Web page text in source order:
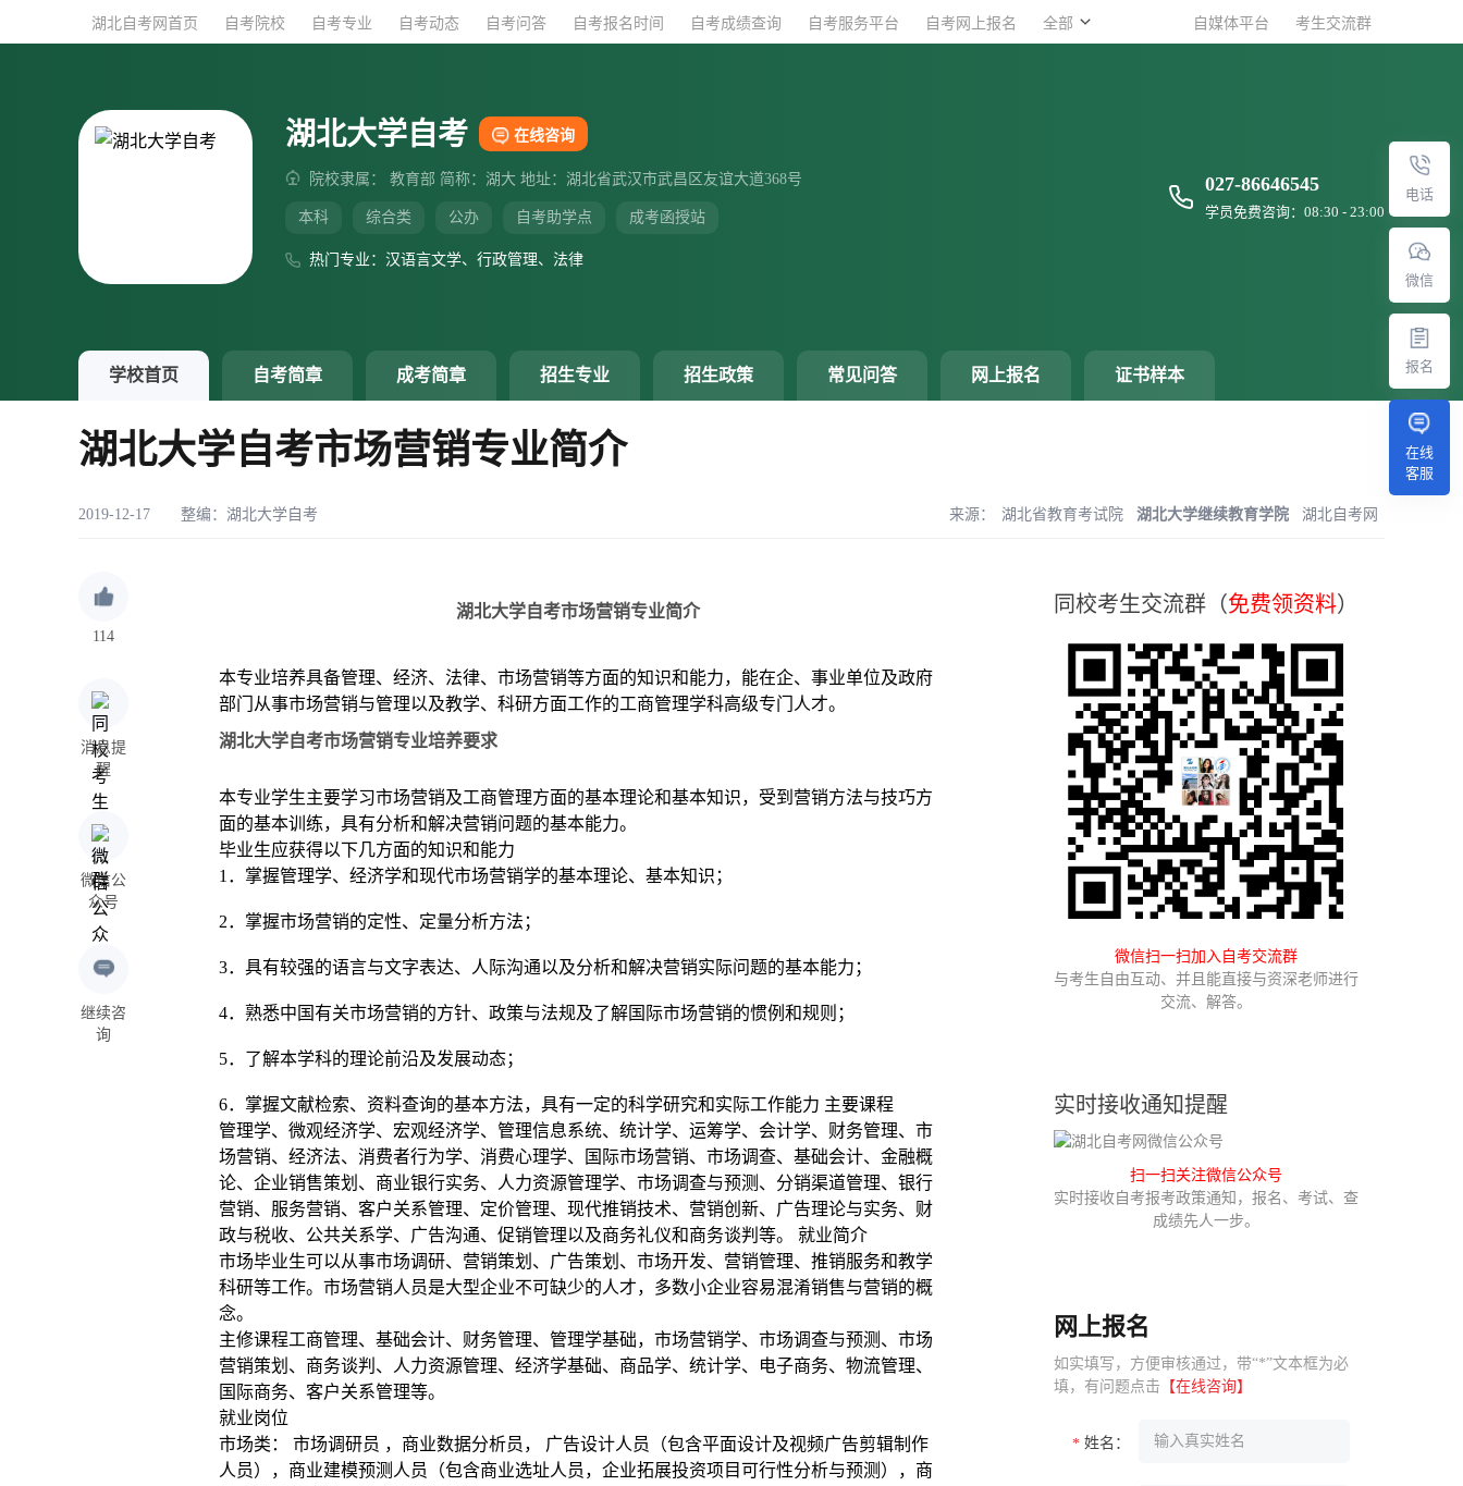
湖北自考网首页 自考院校 自考专业 自考动态 自考问答 自考报名时间 自考成绩查询 自考服务平台 自考网上报名 全部 自媒体平台 考生交流群
湖北大学自考 在线咨询
院校隶属： 教育部 简称：湖大 地址：湖北省武汉市武昌区友谊大道368号
本科 综合类 公办 自考助学点 成考函授站
热门专业：汉语言文学、行政管理、法律
027-86646545
学员免费咨询：08:30 - 23:00
学校首页 自考简章 成考简章 招生专业 招生政策 常见问答 网上报名 证书样本
电话
微信
报名
在线
客服
湖北大学自考市场营销专业简介
2019-12-17 整编： 湖北大学自考 来源： 湖北省教育考试院 湖北大学继续教育学院 湖北自考网
114
消息提
醒
微信公
众号
继续咨
询
湖北大学自考市场营销专业简介
本专业培养具备管理、经济、法律、市场营销等方面的知识和能力，能在企、事业单位及政府
部门从事市场营销与管理以及教学、科研方面工作的工商管理学科高级专门人才。
湖北大学自考市场营销专业培养要求
本专业学生主要学习市场营销及工商管理方面的基本理论和基本知识，受到营销方法与技巧方
面的基本训练，具有分析和解决营销问题的基本能力。
毕业生应获得以下几方面的知识和能力
1．掌握管理学、经济学和现代市场营销学的基本理论、基本知识；
2．掌握市场营销的定性、定量分析方法；
3．具有较强的语言与文字表达、人际沟通以及分析和解决营销实际问题的基本能力；
4．熟悉中国有关市场营销的方针、政策与法规及了解国际市场营销的惯例和规则；
5．了解本学科的理论前沿及发展动态；
6．掌握文献检索、资料查询的基本方法，具有一定的科学研究和实际工作能力 主要课程
管理学、微观经济学、宏观经济学、管理信息系统、统计学、运筹学、会计学、财务管理、市
场营销、经济法、消费者行为学、消费心理学、国际市场营销、市场调查、基础会计、金融概
论、企业销售策划、商业银行实务、人力资源管理学、市场调查与预测、分销渠道管理、银行
营销、服务营销、客户关系管理、定价管理、现代推销技术、营销创新、广告理论与实务、财
政与税收、公共关系学、广告沟通、促销管理以及商务礼仪和商务谈判等。 就业简介
市场毕业生可以从事市场调研、营销策划、广告策划、市场开发、营销管理、推销服务和教学
科研等工作。市场营销人员是大型企业不可缺少的人才，多数小企业容易混淆销售与营销的概
念。
主修课程工商管理、基础会计、财务管理、管理学基础，市场营销学、市场调查与预测、市场
营销策划、商务谈判、人力资源管理、经济学基础、商品学、统计学、电子商务、物流管理、
国际商务、客户关系管理等。
就业岗位
市场类： 市场调研员 ，商业数据分析员， 广告设计人员（包含平面设计及视频广告剪辑制作
人员），商业建模预测人员（包含商业选址人员，企业拓展投资项目可行性分析与预测），商
同校考生交流群（免费领资料）
微信扫一扫加入自考交流群
与考生自由互动、并且能直接与资深老师进行
交流、解答。
湖北自考网首页 自考院校 自考专业 自考动态 自考问答 自考报名时间 自考成绩查询 自考服务平台 自考网上报名 全部 自媒体平台 考生交流群
实时接收通知提醒
扫一扫关注微信公众号
实时接收自考报考政策通知，报名、考试、查
成绩先人一步。
网上报名
如实填写，方便审核通过，带“*”文本框为必
填，有问题点击 【在线咨询】
* 姓名：